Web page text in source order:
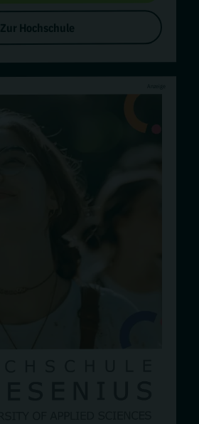
Zur Hochschule